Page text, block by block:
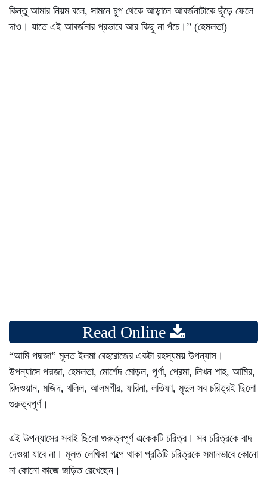
কিন্তু আমার নিয়ম বলে, সামনে চুপ থেকে আড়ালে আবর্জনাটাকে ছুঁড়ে ফেলে
দাও। যাতে এই আবর্জনার প্রভাবে আর কিছু না পঁচে।” (হেমলতা)
Read Online
“আমি পদ্মজা” মূলত ইলমা বেহরোজের একটা রহস্যময় উপন্যাস।
উপন্যাসে পদ্মজা, হেমলতা, মোর্শেদ মোড়ল, পূর্ণা, প্রেমা, লিখন শাহ, আমির,
রিদওয়ান, মজিদ, খলিল, আলমগীর, ফরিনা, লতিফা, মৃদুল সব চরিত্রই ছিলো
গুরুত্বপূর্ণ।
এই উপন্যাসের সবাই ছিলো গুরুত্বপূর্ণ একেকটি চরিত্র। সব চরিত্রকে বাদ
দেওয়া যাবে না। মূলত লেখিকা গল্পে থাকা প্রতিটি চরিত্রকে সমানভাবে কোনো
না কোনো কাজে জড়িত রেখেছেন।